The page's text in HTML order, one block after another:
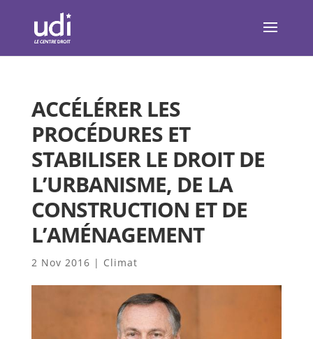
ACCÉLÉRER LES
PROCÉDURES ET
STABILISER LE DROIT DE
L’URBANISME, DE LA
CONSTRUCTION ET DE
L’AMÉNAGEMENT
2 Nov 2016 | Climat